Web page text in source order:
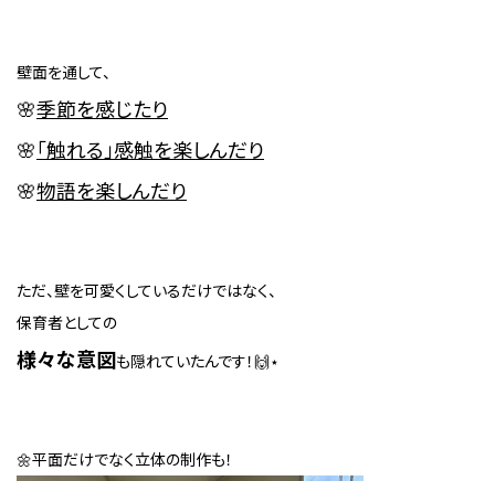
壁面を通して、
🌸季節を感じたり
🌸「触れる」感触を楽しんだり
🌸物語を楽しんだり
ただ、壁を可愛くしているだけではなく、
保育者としての
様々な意図も隠れていたんです！🙌⋆
🌼平面だけでなく立体の制作も！